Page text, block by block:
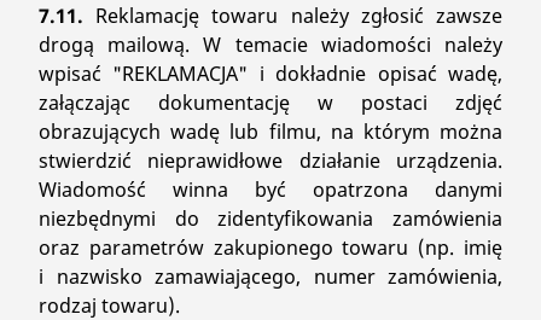
7.11. Reklamację towaru należy zgłosić zawsze
drogą mailową. W temacie wiadomości należy
wpisać "REKLAMACJA" i dokładnie opisać wadę,
załączając dokumentację w postaci zdjęć
obrazujących wadę lub filmu, na którym można
stwierdzić nieprawidłowe działanie urządzenia.
Wiadomość winna być opatrzona danymi
niezbędnymi do zidentyfikowania zamówienia
oraz parametrów zakupionego towaru (np. imię
i nazwisko zamawiającego, numer zamówienia,
rodzaj towaru).